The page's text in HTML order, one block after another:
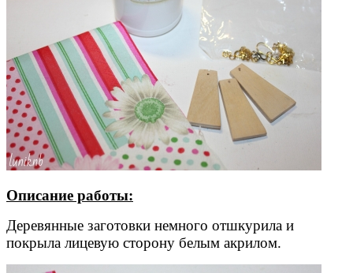
Описание работы:
Деревянные заготовки немного отшкурила и
покрыла лицевую сторону белым акрилом.